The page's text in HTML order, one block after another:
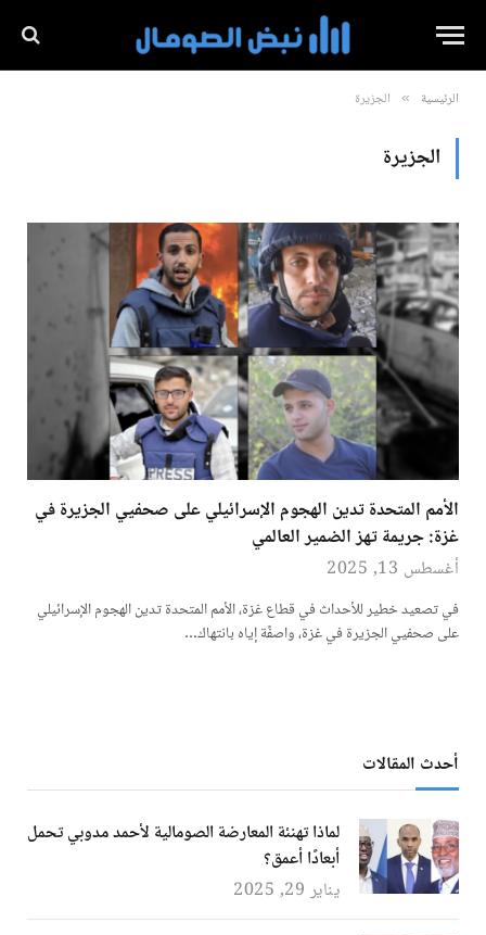
الرئيسية » الجزيرة
الجزيرة
الأمم المتحدة تدين الهجوم الإسرائيلي على صحفيي الجزيرة في
غزة: جريمة تهز الضمير العالمي
أغسطس 13, 2025
في تصعيد خطير للأحداث في قطاع غزة، الأمم المتحدة تدين الهجوم الإسرائيلي
على صحفيي الجزيرة في غزة، واصفًة إياه بانتهاك…
أحدث المقالات
لماذا تهنئة المعارضة الصومالية لأحمد مدوبي تحمل
أبعادًا أعمق؟
يناير 29, 2025